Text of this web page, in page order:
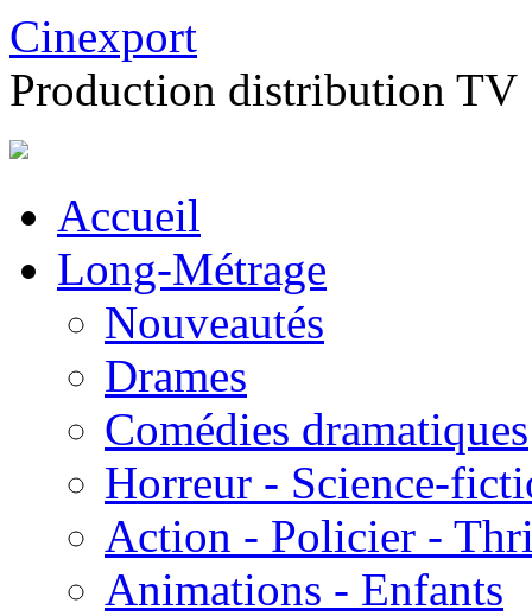
Cinexport
Production distribution TV
Accueil
Long-Métrage
Nouveautés
Drames
Comédies dramatiques
Horreur - Science-
Action - Policier -
Animations - Enfants